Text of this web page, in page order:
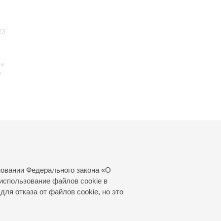
Федерального закона «О
файлов cookie в
отказа от файлов cookie, но это